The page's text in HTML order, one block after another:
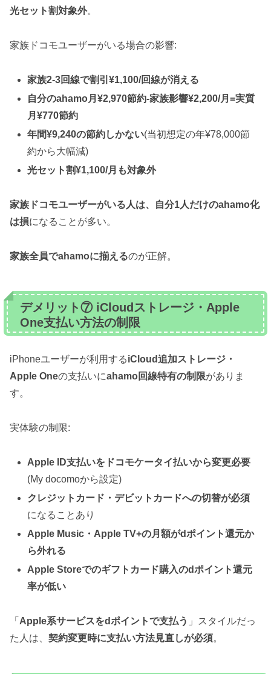
光セット割対象外。
家族ドコモユーザーがいる場合の影響:
家族2-3回線で割引¥1,100/回線が消える
自分のahamo月¥2,970節約-家族影響¥2,200/月=実質
月¥770節約
年間¥9,240の節約しかない(当初想定の年¥78,000節
約から大幅減)
光セット割¥1,100/月も対象外
家族ドコモユーザーがいる人は、自分1人だけのahamo化
は損になることが多い。
家族全員でahamoに揃えるのが正解。
デメリット⑦ iCloudストレージ・Apple
One支払い方法の制限
iPhoneユーザーが利用するiCloud追加ストレージ・
Apple Oneの支払いにahamo回線特有の制限がありま
す。
実体験の制限:
Apple ID支払いをドコモケータイ払いから変更必要
(My docomoから設定)
クレジットカード・デビットカードへの切替が必須
になることあり
Apple Music・Apple TV+の月額がdポイント還元か
ら外れる
Apple Storeでのギフトカード購入のdポイント還元
率が低い
「 Apple系サービスをdポイントで支払う 」スタイルだっ
た人は、 契約変更時に支払い方法見直しが必須。